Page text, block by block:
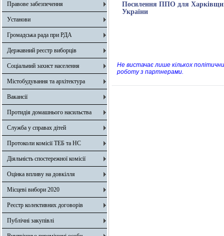
Правове забезпечення
Установи
Громадська рада при РДА
Державний реєстр виборців
Соціальний захист населення
Містобудування та архітектура
Вакансії
Протидія домашнього насильства
Служба у справах дітей
Протоколи комісії ТЕБ та НС
Діяльність спостережної комісії
Оцінка впливу на довкілля
Місцеві вибори 2020
Реєстр колективних договорів
Публічні закупівлі
Посилення ППО для
України
Не вистачає лише кількох
роботу з партнерами.